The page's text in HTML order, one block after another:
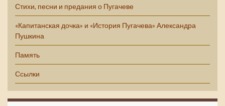
Стихи, песни и предания о Пугачеве
«Капитанская дочка» и «История Пугачева» Александра
Пушкина
Память
Ссылки